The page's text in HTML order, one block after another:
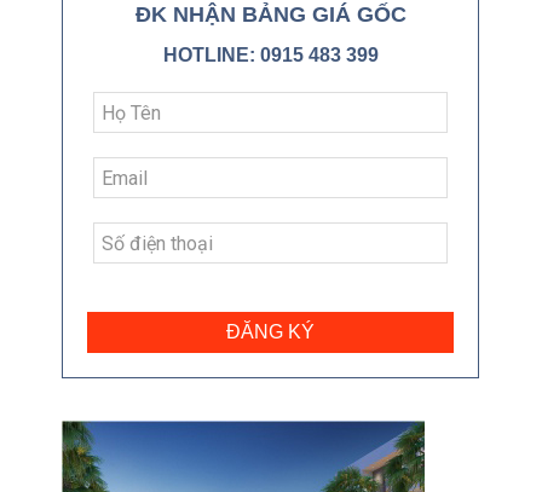
ĐK NHẬN BẢNG GIÁ GỐC
HOTLINE: 0915 483 399
ĐĂNG KÝ